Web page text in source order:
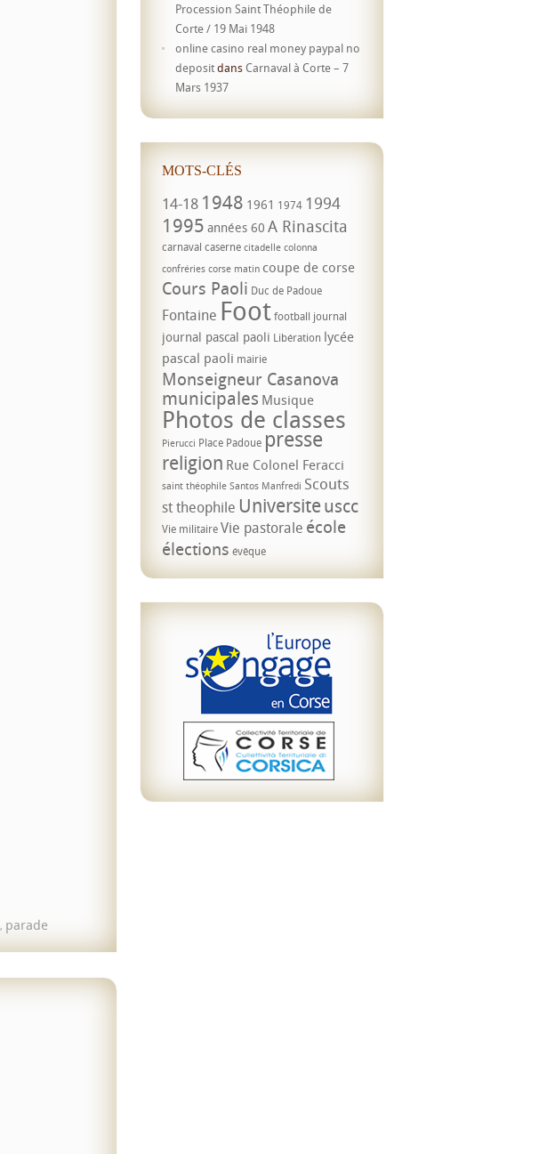
, parade
Procession Saint Théophile de
Corte / 19 Mai 1948
online casino real money paypal no
depositdansCarnaval à Corte – 7
Mars 1937
MOTS-CLÉS
14-18 1948 1961 1974 1994
1995 années 60 A Rinascita
carnaval caserne citadelle colonna
confréries corse matin coupe de corse
Cours Paoli Duc de Padoue
Fontaine Footfootball journal
journal pascal paoli Libération lycée
pascal paoli mairie
Monseigneur Casanova
municipales Musique
Photos de classes
Pierucci Place Padoue presse
religion Rue Colonel Feracci
saint théophile Santos Manfredi Scouts
st theophile Universiteuscc
Vie militaireVie pastorale école
élections évêque